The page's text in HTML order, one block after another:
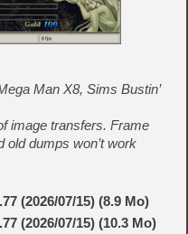
Man X8, Sims Bustin’
image transfers. Frame
old dumps won’t work
(2026/07/15) (8.9 Mo)
(2026/07/15) (10.3 Mo)